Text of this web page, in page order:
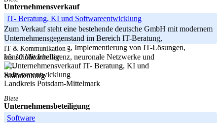
Unternehmensverkauf
IT- Beratung, KI und Softwareentwicklung
Zum Verkauf steht eine bestehende deutsche GmbH mit modernem
Unternehmensgegenstand im Bereich IT-Beratung,
Softwareentwicklung, Implementierung von IT-Lösungen,
künstliche Intelligenz, neuronale Netzwerke und
-----
Brandenburg
IT & Kommunikation
bis 10 Mitarbeiter
Landkreis Potsdam-Mittelmark
Biete
Unternehmensbeteiligung
Software